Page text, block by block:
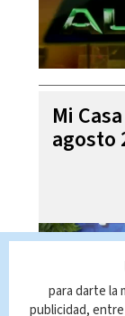
Mi
agosto
para darte la
publicidad,